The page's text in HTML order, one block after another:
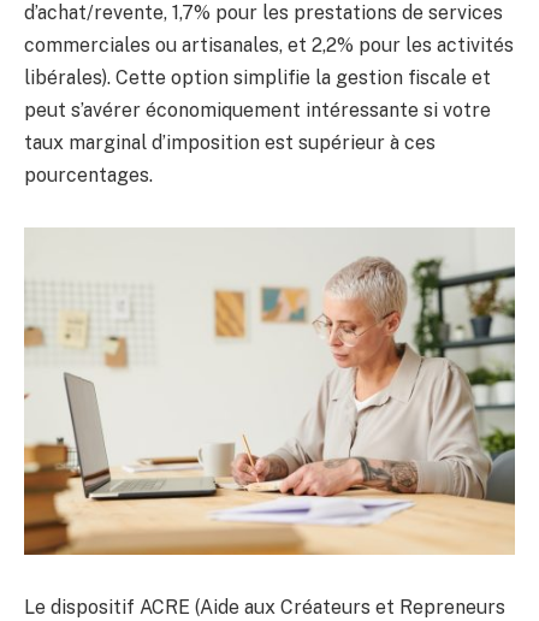
d’achat/revente, 1,7% pour les prestations de services
commerciales ou artisanales, et 2,2% pour les activités
libérales). Cette option simplifie la gestion fiscale et
peut s’avérer économiquement intéressante si votre
taux marginal d’imposition est supérieur à ces
pourcentages.
Le dispositif ACRE (Aide aux Créateurs et Repreneurs